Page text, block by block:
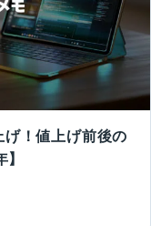
！値上げ前後の